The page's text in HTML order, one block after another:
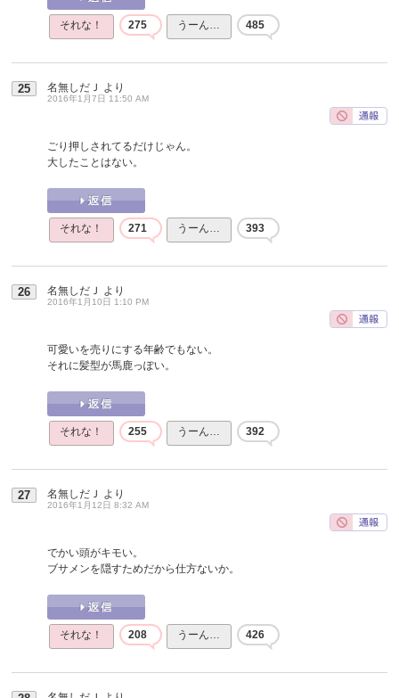
それな！ 275 うーん… 485
25 名無しだＪ より
2016年1月7日 11:50 AM
ごり押しされてるだけじゃん。
大したことはない。
それな！ 271 うーん… 393
26 名無しだＪ より
2016年1月10日 1:10 PM
可愛いを売りにする年齢でもない。
それに髪型が馬鹿っぽい。
それな！ 255 うーん… 392
27 名無しだＪ より
2016年1月12日 8:32 AM
でかい頭がキモい。
ブサメンを隠すためだから仕方ないか。
それな！ 208 うーん… 426